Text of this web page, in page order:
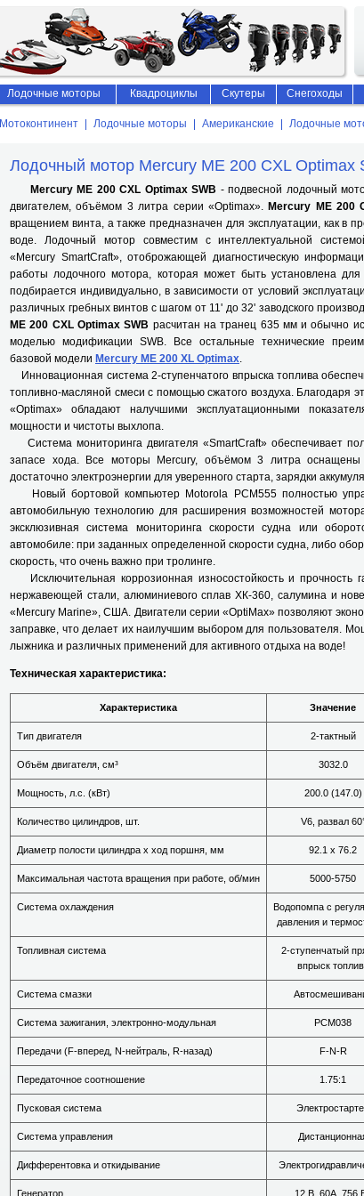
Мотоконтинент Лодочные моторы Американские Лодочные
Лодочный мотор Mercury ME 200 CXL Optimax
Mercury ME 200 CXL Optimax SWB - подвесной лодочный
двигателем, объёмом 3 литра серии «Optimax». Mercury ME 200
вращением винта, а также предназначен для эксплуатации, как в
воде. Лодочный мотор совместим с интеллектуальной
«Mercury SmartCraft», отоброжающей диагностическую
работы лодочного мотора, которая может быть установлена
подбирается индивидуально, в зависимости от условий
различных гребных винтов с шагом от 11' до 32' заводского
ME 200 CXL Optimax SWB расчитан на транец 635 мм и обычно
моделью модификации SWB. Все остальные технические
базовой модели Mercury ME 200 XL Optimax.
Инновационная система 2-ступенчатого впрыска топлива
топливно-масляной смеси с помощью сжатого воздуха. Благодаря
«Optimax» обладают налучшими эксплуатационными
мощности и чистоты выхлопа.
Система мониторинга двигателя «SmartCraft» обеспечивает
запасе хода. Все моторы Mercury, объёмом 3 литра
достаточно электроэнергии для уверенного старта, зарядки
Новый бортовой компьютер Motorola PCM555 полностью
автомобильную технологию для расширения возможностей
эксклюзивная система мониторинга скорости судна или
автомобиле: при заданных определенной скорости судна, либо
скорость, что очень важно при тролинге.
Исключительная коррозионная износостойкость и прочность
нержавеющей стали, алюминиевого сплав ХК-360, салумина и
«Mercury Marine», США. Двигатели серии «OptiMax» позволяют
заправке, что делает их наилучшим выбором для пользователя.
лыжника и различных применений для активного отдыха на воде!
Техническая характеристика:
Характеристика Значение
Тип двигателя 2-тактный
Объём двигателя, см³ 3032.0
Мощность, л.с. (кВт) 200.0 (147.0)
Количество цилиндров, шт. V6, развал
Диаметр полости цилиндра х ход поршня, мм 92.1 x 76.2
Максимальная частота вращения при работе, об/мин 5000-5750
Система охлаждения
Водопомпа с
давления и
Топливная система
2-ступенчатый
впрыск
Система смазки
Система зажигания, электронно-модульная PCM038
Передачи (F-вперед, N-нейтраль, R-назад) F-N-R
Передаточное соотношение 1.75:1
Пусковая система
Система управления
Дифферентовка и откидывание
Генератор 12 В, 60А, 756
Лодочные моторы Квадроциклы Скутеры Снегоходы